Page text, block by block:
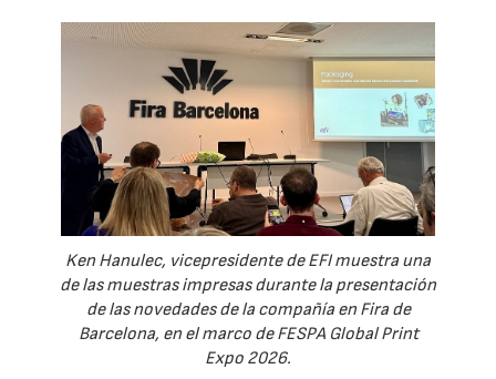
Ken Hanulec, vicepresidente de EFI muestra una
de las muestras impresas durante la presentación
de las novedades de la compañía en Fira de
Barcelona, en el marco de FESPA Global Print
Expo 2026.